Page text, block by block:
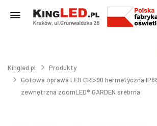
Kingled.pl
Produkty
Gotowa oprawa LED CRI>90 hermetyczna
zewnętrzna zoomLED® GARDEN srebrna